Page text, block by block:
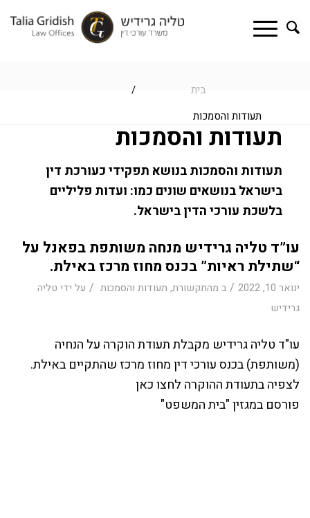
בית
/
תעודות והסמכות
תעודות והסמכות
תעודות והסמכות בנושא תפקידי כעורכת דין
בישראל בנושאים שונים כמו: ועדות פליליים
בלשכת עורכי הדין בישראל.
עו”ד טליה גרידיש מנחה משותפת בפאנל על
“שתילת ראיות” בכנס מחוז מרכז באילת.
ינואר 10, 2022 / ב מהתקשורת, תעודות והסמכות / על ידי טליה
גרידיש
עו"ד טליה גרידיש מקבלת תעודת הוקרה על הנחיה
(משותפת) בכנס עורכי דין מחוז מרכז שהתקיים באילת.
לצפיה בתעודת ההוקרה לחצוכאן
פורסם במגזין "בית המשפט"